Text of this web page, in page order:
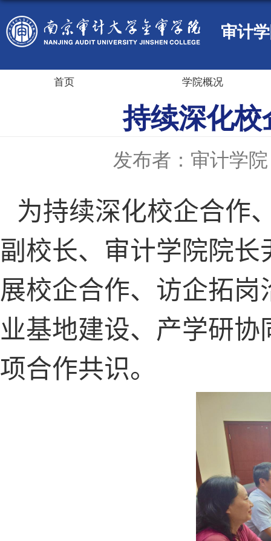
审计
首页 学院概况
持续深化校
发布者：审计学院
为持续深化校企合作
副校长、审计学院院长
展校企合作、 访企拓岗
业基地建设、产学研
项合作共识。